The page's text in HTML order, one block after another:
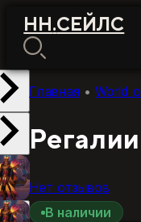
НН.СЕЙЛС
Главная • World
Нет отзывов
В наличии